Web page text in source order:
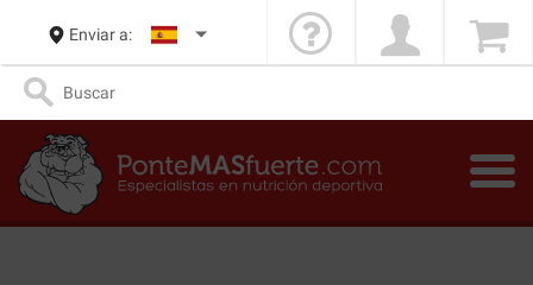
Enviar a: